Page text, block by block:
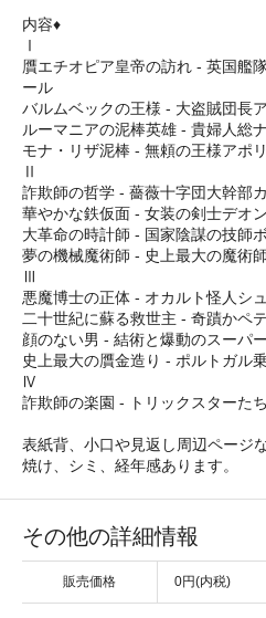
内容♦
Ⅰ
贋エチオピア皇帝の訪れ - 英国艦
ール
バルムベックの王様 - 大盗賊団長
ルーマニアの泥棒英雄 - 貴婦人総
モナ・リザ泥棒 - 無頼の王様アポ
Ⅱ
詐欺師の哲学 - 薔薇十字団大幹部
華やかな鉄仮面 - 女装の剣士デオ
大革命の時計師 - 国家陰謀の技師
夢の機械魔術師 - 史上最大の魔術
Ⅲ
悪魔博士の正体 - オカルト怪人シ
二十世紀に蘇る救世主 - 奇蹟かペ
顔のない男 - 結術と爆動のスーパ
史上最大の贋金造り - ポルトガル
Ⅳ
詐欺師の楽園 - トリックスターた
表紙背、小口や見返し周辺ページ
焼け、シミ、経年感あります。
その他の詳細情報
販売価格 0円(内税)